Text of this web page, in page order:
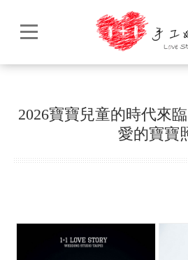
2026寶寶兒童的時代來
愛的寶寶